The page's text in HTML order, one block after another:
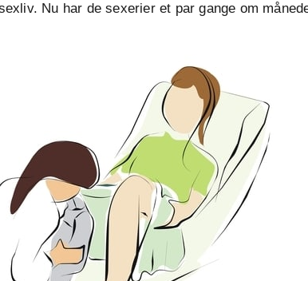
Nu har de sexerier et par gange om